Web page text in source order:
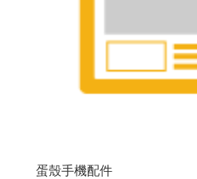
蛋殼手機配件